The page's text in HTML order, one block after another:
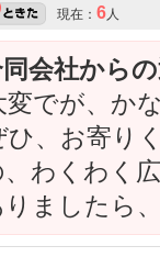
現在： 6 人
会社からの
変でが、か
ひ、お寄り
、わくわく
りましたら